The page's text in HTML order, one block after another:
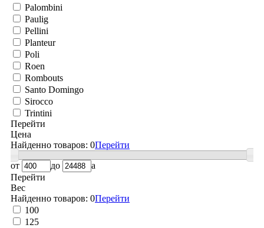
Palombini
Paulig
Pellini
Planteur
Poli
Roen
Rombouts
Santo Domingo
Sirocco
Trintini
Перейти
Цена
Найденно товаров: 0Перейти
от до
a
Перейти
Вес
Найденно товаров: 0Перейти
100
125